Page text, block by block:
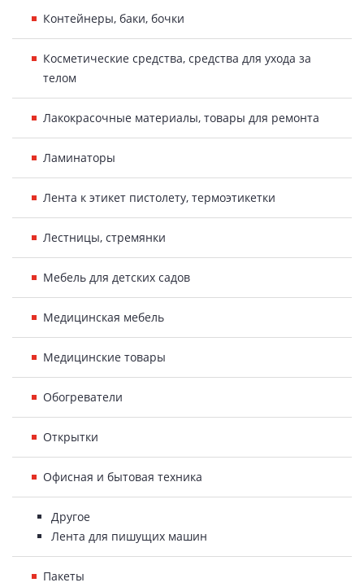
Контейнеры, баки, бочки
Косметические средства, средства для ухода за
телом
Лакокрасочные материалы, товары для ремонта
Ламинаторы
Лента к этикет пистолету, термоэтикетки
Лестницы, стремянки
Мебель для детских садов
Медицинская мебель
Медицинские товары
Обогреватели
Открытки
Офисная и бытовая техника
Другое
Лента для пишущих машин
Пакеты